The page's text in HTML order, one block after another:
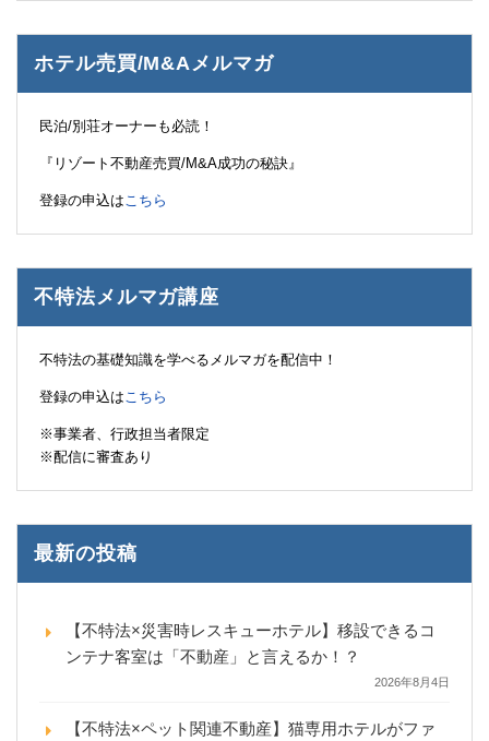
ホテル売買/M&Aメルマガ
民泊/別荘オーナーも必読！
『リゾート不動産売買/M&A成功の秘訣』
登録の申込は こちら
不特法メルマガ講座
不特法の基礎知識を学べるメルマガを配信中！
登録の申込は こちら
※事業者、行政担当者限定
※配信に審査あり
最新の投稿
【不特法×災害時レスキューホテル】移設できるコ
ンテナ客室は「不動産」と言えるか！？
2026年8月4日
【不特法×ペット関連不動産】猫専用ホテルがファ